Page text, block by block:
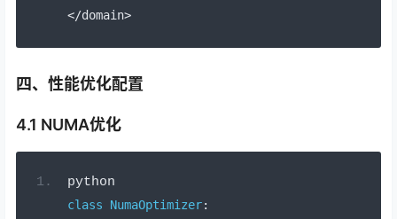
</domain>
四、性能优化配置
4.1 NUMA优化
python
class NumaOptimizer: